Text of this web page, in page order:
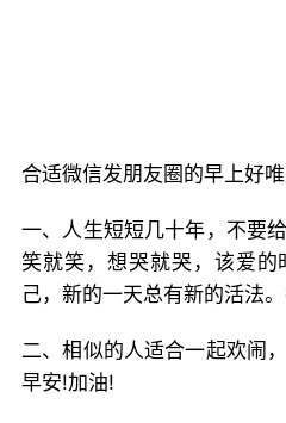
合适微信发朋友圈的早上好
一、人生短短几十年，不要
笑就笑，想哭就哭，该爱
己，新的一天总有新的活法
二、相似的人适合一起欢闹
早安!加油!